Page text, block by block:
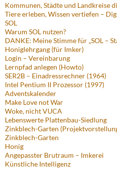
Kommunen, Städte und Landkreise
Tiere erleben, Wissen vertiefen –
SOL
Warum SOL nutzen?
DANKE: Meine Stimme für „SOL –
Honiglehrgang (für Imker)
Login – Vereinbarung
Lernpfad anlegen (Howto)
SER2B – Einadressrechner (1964)
Intel Pentium II Prozessor (1997)
Adventskalender
Make Love not War
Woke, nicht VUCA
Lebenswerte Plattenbau-Siedlung
Zinkblech-Garten
Zinkblech-Garten
Honig
Angepasster Brutraum – Imkerei
Künstliche Intelligenz